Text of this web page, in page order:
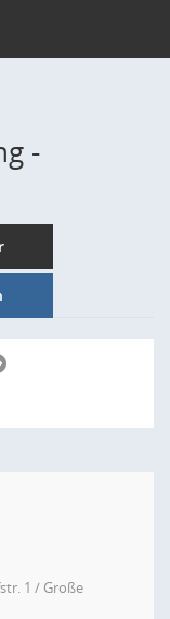
-
1 / Große